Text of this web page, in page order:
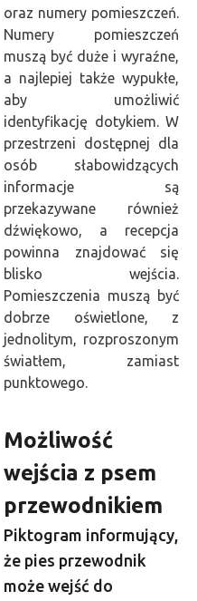
oraz numery pomieszczeń.
Numery pomieszczeń
muszą być duże i wyraźne,
a najlepiej także wypukłe,
aby umożliwić
identyfikację dotykiem. W
przestrzeni dostępnej dla
osób słabowidzących
informacje są
przekazywane również
dźwiękowo, a recepcja
powinna znajdować się
blisko wejścia.
Pomieszczenia muszą być
dobrze oświetlone, z
jednolitym, rozproszonym
światłem, zamiast
punktowego.
Możliwość
wejścia z psem
przewodnikiem
Piktogram informujący,
że pies przewodnik
może wejść do